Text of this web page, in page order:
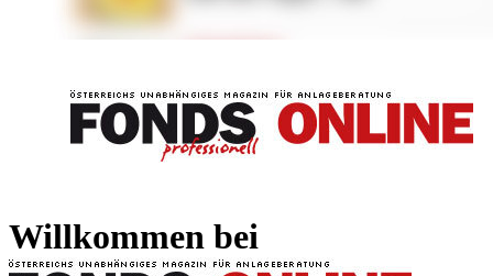
Willkommen bei